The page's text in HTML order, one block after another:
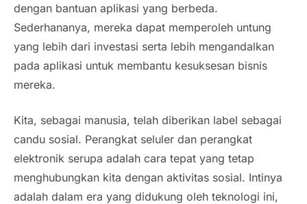
dengan bantuan aplikasi yang berbeda.
Sederhananya, mereka dapat memperoleh untung
yang lebih dari investasi serta lebih mengandalkan
pada aplikasi untuk membantu kesuksesan bisnis
mereka.
Kita, sebagai manusia, telah diberikan label sebagai
candu sosial. Perangkat seluler dan perangkat
elektronik serupa adalah cara tepat yang tetap
menghubungkan kita dengan aktivitas sosial. Intinya
adalah dalam era yang didukung oleh teknologi ini,